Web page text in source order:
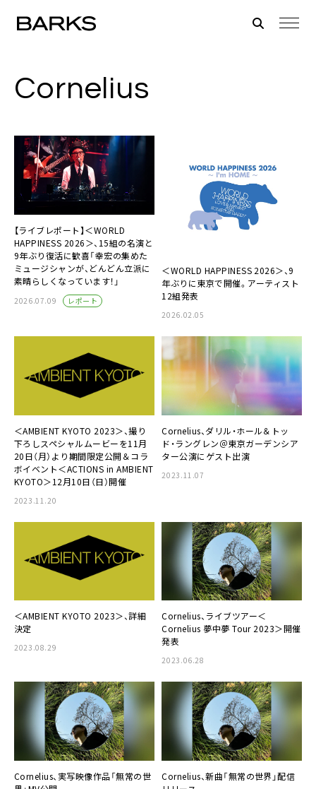
Cornelius
【ライブレポート】＜WORLD
HAPPINESS 2026＞、15組の名演と
9年ぶり復活に歓喜「幸宏の集めた
ミュージシャンが、どんどん立派に
素晴らしくなっています！」
2026.07.09 レポート
＜WORLD HAPPINESS 2026＞、9
年ぶりに東京で開催。アーティスト
12組発表
2026.02.05
＜AMBIENT KYOTO 2023＞、撮り
下ろしスペシャルムービーを11月
20日（月）より期間限定公開＆コラ
ボイベント＜ACTIONS in AMBIENT
KYOTO＞12月10日（日）開催
2023.11.20
Cornelius、ダリル・ホール＆トッ
ド・ラングレン＠東京ガーデンシア
ター公演にゲスト出演
2023.11.07
＜AMBIENT KYOTO 2023＞、詳細
決定
2023.08.29
Cornelius、ライブツアー＜
Cornelius 夢中夢 Tour 2023＞開催
発表
2023.06.28
Cornelius、実写映像作品「無常の世
Cornelius、新曲「無常の世界」配信